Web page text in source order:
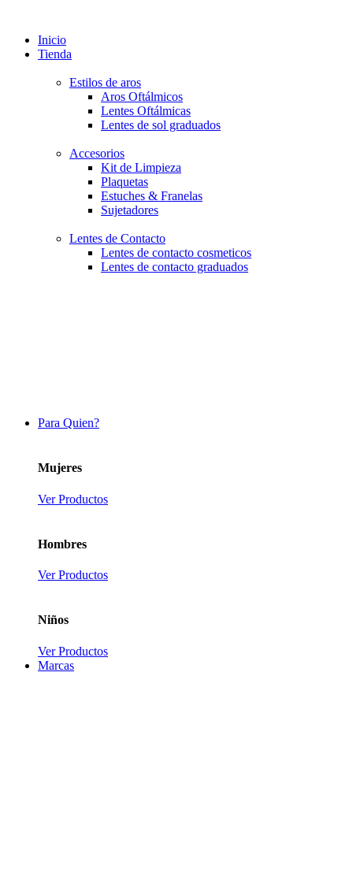
Inicio
Tienda
Estilos de aros
Aros Oftálmicos
Lentes Oftálmicas
Lentes de sol graduados
Accesorios
Kit de Limpieza
Plaquetas
Estuches & Franelas
Sujetadores
Lentes de Contacto
Lentes de contacto cosmeticos
Lentes de contacto graduados
Para Quien?
Mujeres
Ver Productos
Hombres
Ver Productos
Niños
Ver Productos
Marcas